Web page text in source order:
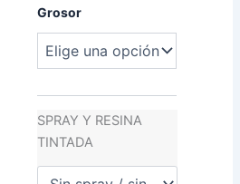
Grosor
SPRAY Y RESINA
TINTADA